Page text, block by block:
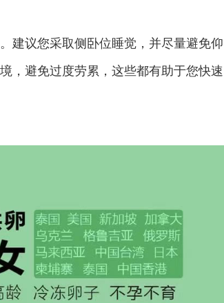
建议您采取侧卧位睡觉，并尽量避免仰
，避免过度劳累，这些都有助于您快速